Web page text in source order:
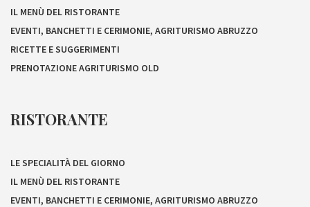
IL MENÙ DEL RISTORANTE
EVENTI, BANCHETTI E CERIMONIE, AGRITURISMO ABRUZZO
RICETTE E SUGGERIMENTI
PRENOTAZIONE AGRITURISMO OLD
RISTORANTE
LE SPECIALITÀ DEL GIORNO
IL MENÙ DEL RISTORANTE
EVENTI, BANCHETTI E CERIMONIE, AGRITURISMO ABRUZZO